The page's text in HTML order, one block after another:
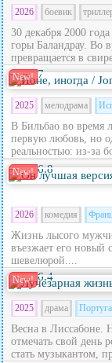
2026 боевик
30 декабря 2000
горы Баландрау. Во
превращается в
New! 7
2025 мелодрама
В Бильбао во время
первую любовь, но
реальностью: из‑за
New! 6.8
2026 комедия
Жизнь лысого
въезжает его новый
шевелюрой....
New! 6.4
2025 драма
Весна в Лиссабоне.
отмечать свой день
стать музыкантом,